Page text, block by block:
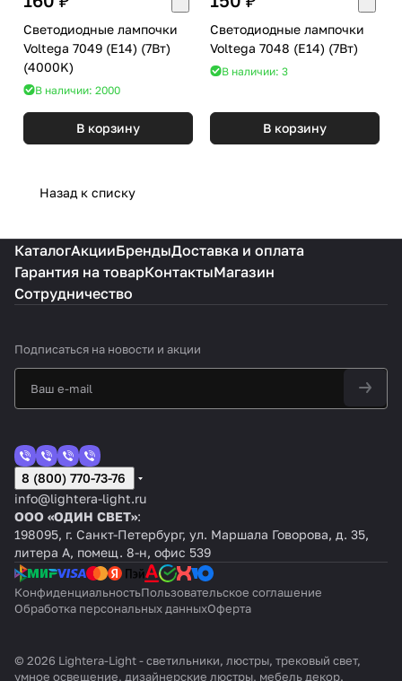
Светодиодные лампочки
Voltega 7049 (E14) (7Вт)
(4000K)
В наличии: 2000
В корзину
Светодиодные лампочки
Voltega 7048 (E14) (7Вт)
В наличии: 3
В корзину
Назад к списку
КаталогАкцииБрендыДоставка и оплата
Гарантия на товарКонтактыМагазин
Сотрудничество
Подписаться на новости и акции
8 (800) 770-73-76
info@lightera-light.ru
ООО «ОДИН СВЕТ»:
198095, г. Санкт-Петербург, ул. Маршала Говорова, д. 35,
литера А, помещ. 8-н, офис 539
КонфиденциальностьПользовательское соглашение
Обработка персональных данныхОферта
© 2026 Lightera-Light - светильники, люстры, трековый свет,
умное освещение, дизайнерские люстры, мебель декор.